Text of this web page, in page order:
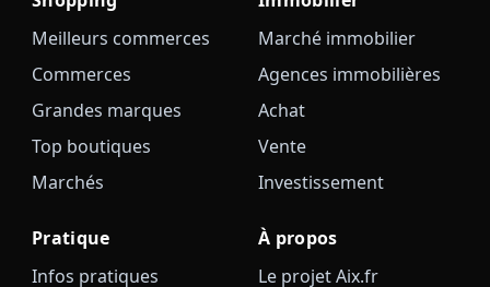
Meilleurs commerces
Commerces
Grandes marques
Top boutiques
Marchés
Marché immobilier
Agences immobilières
Achat
Vente
Investissement
Pratique
Infos pratiques
À propos
Le projet Aix.fr